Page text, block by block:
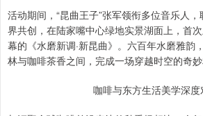
活动期间，“昆曲王子”张军领衔多位音乐人
界共创，在陆家嘴中心绿地实景湖面上，首
幕的《水磨新调·新昆曲》。六百年水磨雅韵
林与咖啡茶香之间，完成一场穿越时空的奇妙
咖啡与东方生活美学深度